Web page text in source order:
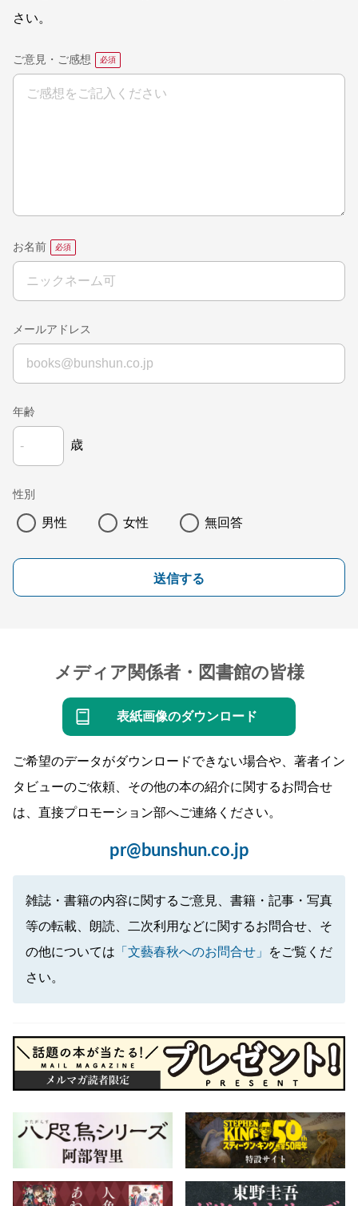
さい。
ご意見・ご感想
お名前
メールアドレス
年齢
歳
性別
男性 女性 無回答
送信する
メディア関係者・図書館の皆様
表紙画像のダウンロード
ご希望のデータがダウンロードできない場合や、著者イン
タビューのご依頼、その他の本の紹介に関するお問合せ
は、直接プロモーション部へご連絡ください。
pr@bunshun.co.jp
雑誌・書籍の内容に関するご意見、書籍・記事・写真
等の転載、朗読、二次利用などに関するお問合せ、そ
の他については 「文藝春秋へのお問合せ」
をご覧くだ
さい。